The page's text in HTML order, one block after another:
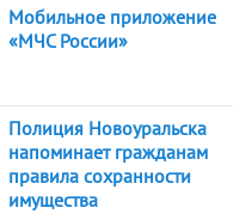
Мобильное приложение
«МЧС России»
Полиция Новоуральска
напоминает гражданам
правила сохранности
имущества